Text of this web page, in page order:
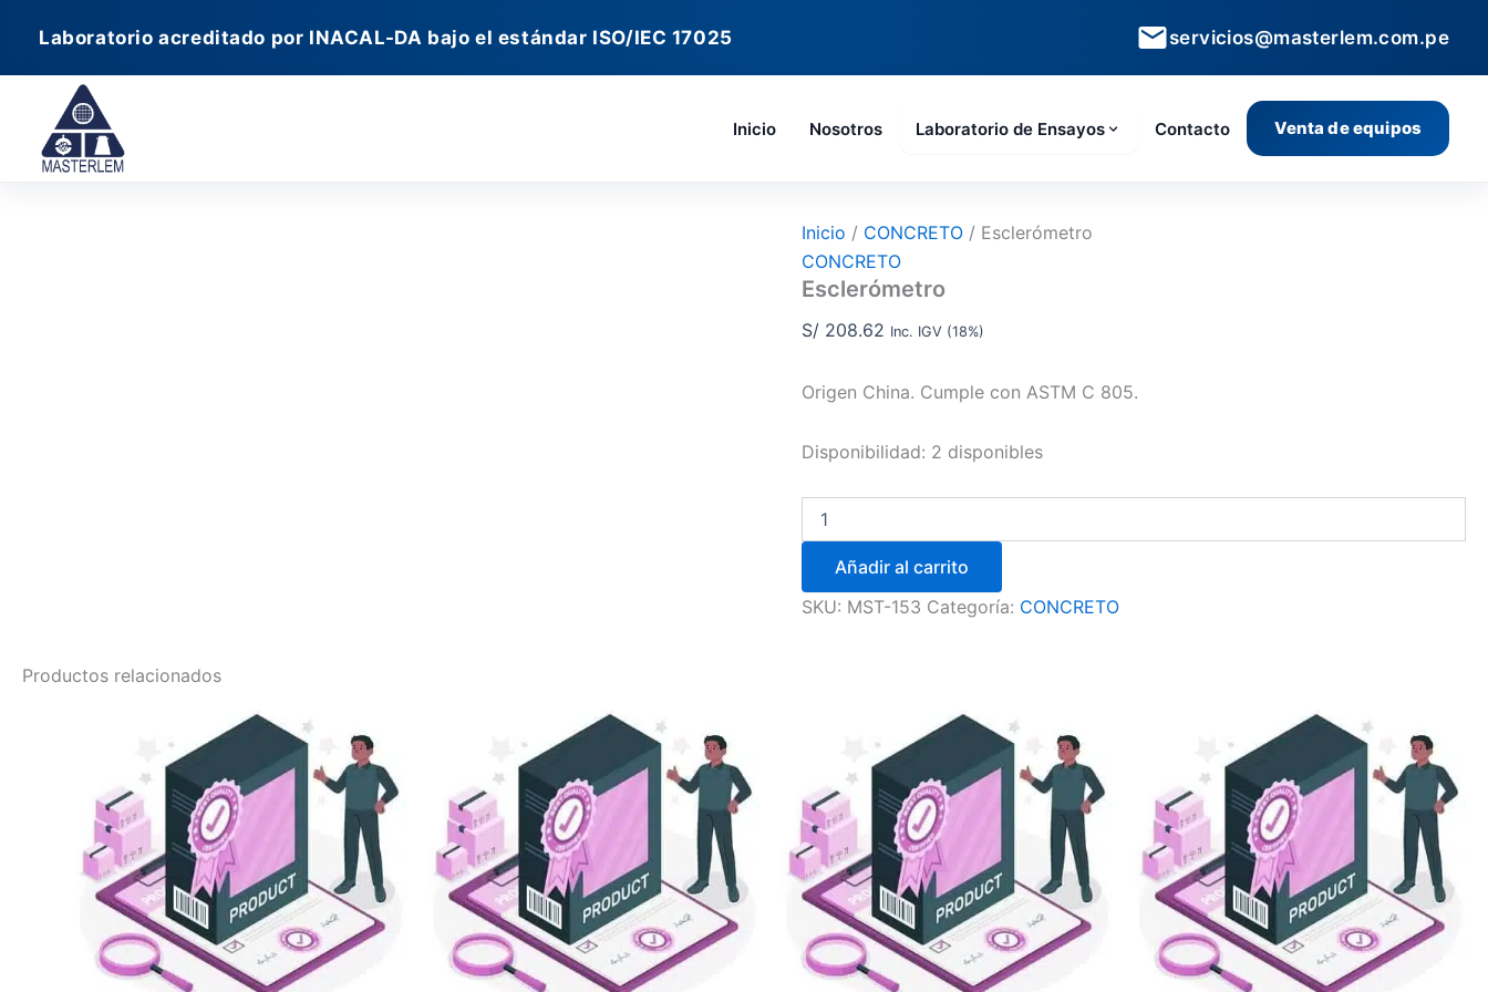
contenido
Laboratorio acreditado por INACAL-DA bajo el estándar ISO/IEC 17025 servicios@masterlem.com.pe
Inicio Nosotros Laboratorio de Ensayos Contacto Venta de equipos
Inicio / CONCRETO / Esclerómetro
CONCRETO
Esclerómetro
S/ 208.62 Inc. IGV (18%)
Origen China. Cumple con ASTM C 805.
Disponibilidad: 2 disponibles
Añadir al carrito
SKU: MST-153 Categoría: CONCRETO
Productos relacionados